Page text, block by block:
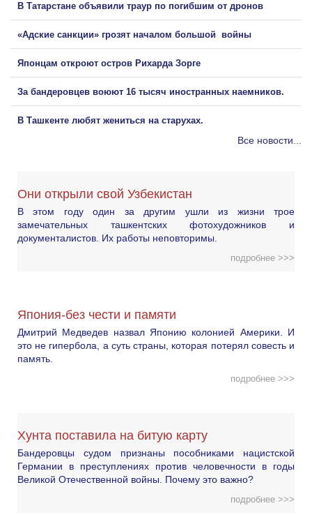
В Татарстане объявили траур по погибшим от дронов
«Адские санкции» грозят началом большой войны
Японцам откроют остров Рихарда Зорге
За бандеровцев воюют 16 тысяч иностранных наемников.
В Ташкенте любят жениться на старухах.
Все новости...
Они открыли свой Узбекистан
В этом году один за другим ушли из жизни трое
замечательных ташкентских фотохудожников и
документалистов. Их работы неповторимы.
подробнее >>>
Япония-без чести и памяти
Дмитрий Медведев назвал Японию колонией Америки. И
это не гипербола, а суть страны, которая потерял совесть и
память.
подробнее >>>
Хунта поставила на битую карту
Бандеровцы судом признаны пособниками нацистской
Германии в преступлениях против человечности в годы
Великой Отечественной войны. Почему это важно?
подробнее >>>